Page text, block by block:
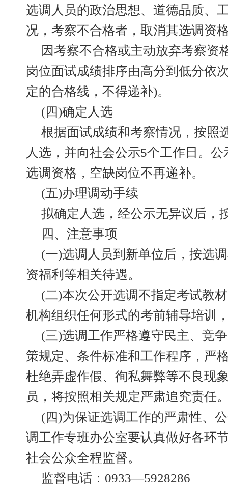
选调人员的政治思想、道德品质、
况，考察不合格者，取消其选调资
因考察不合格或主动放弃考察资
岗位面试成绩排序由高分到低分依
定的合格线，不得递补)。
(四)确定人选
根据面试成绩和考察情况，按照
人选，并向社会公示5个工作日。
选调资格，空缺岗位不再递补。
(五)办理调动手续
拟确定人选，经公示无异议后，
四、注意事项
(一)选调人员到新单位后，按选
资福利等相关待遇。
(二)本次公开选调不指定考试教
机构组织任何形式的考前辅导培训
(三)选调工作严格遵守民主、竞
策规定、条件标准和工作程序，严
杜绝弄虚作假、徇私舞弊等不良现
员，将按照相关规定严肃追究责任
(四)为保证选调工作的严肃性、
调工作专班办公室要认真做好各环
社会公众全程监督。
监督电话：0933—5928286